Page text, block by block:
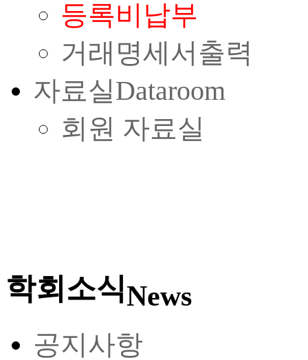
등록비납부
거래명세서출력
자료실Dataroom
회원 자료실
학회소식News
공지사항